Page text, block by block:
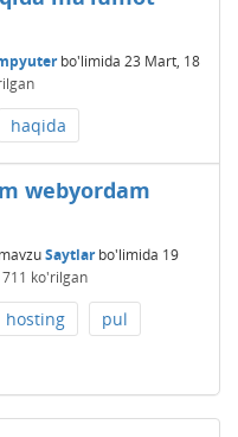
bo'limida 23 Mart, 18
haqida
webyordam
Saytlarbo'limida 19
711 ko'rilgan
hosting
pul